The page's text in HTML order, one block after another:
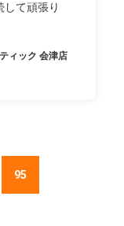
して頑張り
ィック 会津店
95